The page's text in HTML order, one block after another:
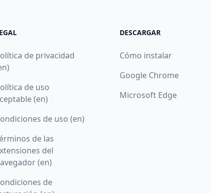
de privacidad
de uso
(en)
de uso (en)
de las
del
(en)
de
DESCARGAR
Cómo instalar
Google Chrome
Microsoft Edge